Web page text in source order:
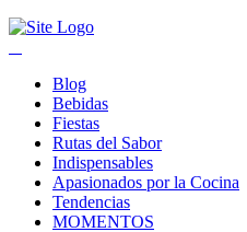
Blog
Bebidas
Fiestas
Rutas del Sabor
Indispensables
Apasionados por la Cocina
Tendencias
MOMENTOS